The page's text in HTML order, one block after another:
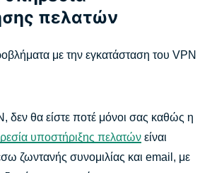
πελατών
με την εγκατάσταση του VPN
δεν θα είστε ποτέ μόνοι σας καθώς η
υποστήριξης πελατών είναι
ζωντανής συνομιλίας και email, με